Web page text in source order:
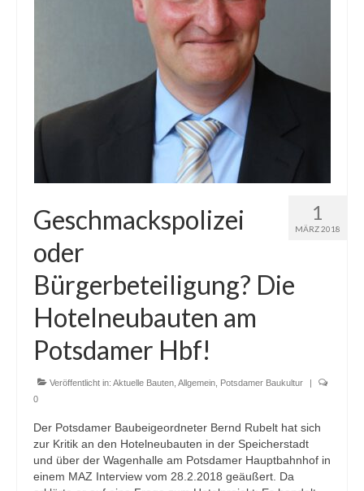
1
MÄRZ 2018
Geschmackspolizei
oder
Bürgerbeteiligung? Die
Hotelneubauten am
Potsdamer Hbf!
Veröffentlicht in: Aktuelle Bauten Allgemein Potsdamer Baukultur
|
0
Der Potsdamer Baubeigeordneter Bernd Rubelt hat sich
zur Kritik an den Hotelneubauten in der Speicherstadt
und über der Wagenhalle am Potsdamer Hauptbahnhof in
einem MAZ Interview vom 28.2.2018 geäußert. Da